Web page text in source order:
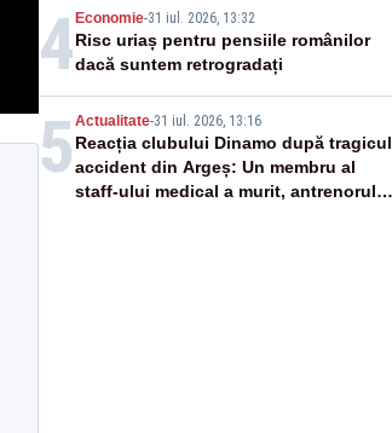
4 Economie-31 iul. 2026, 13:32
Risc uriaș pentru pensiile românilor
dacă suntem retrogradați
5 Actualitate-31 iul. 2026, 13:16
Reacția clubului Dinamo după tragicul
accident din Argeș: Un membru al
staff-ului medical a murit, antrenorul